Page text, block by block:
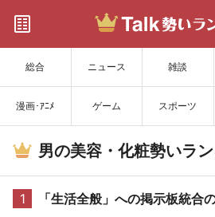
総合 ニュース 雑談
漫画･ｱﾆﾒ ゲーム スポーツ
サイトを更
男の美容・化粧勢いラ
1 「生活全般」への掲示板統合